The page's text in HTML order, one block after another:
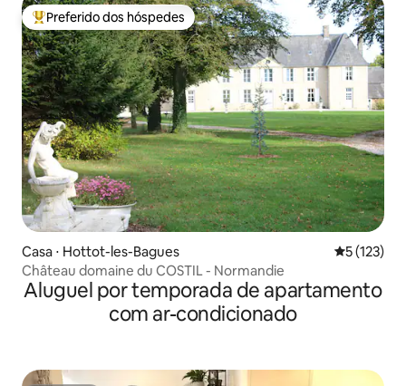
Entre os melhores preferidos dos hóspedes
Preferido dos hóspedes
Casa ⋅ Hottot-les-Bagues 5 de uma
5 (123)
Château domaine du COSTIL - Normandie
Aluguel por temporada de apartamento
com ar-condicionado